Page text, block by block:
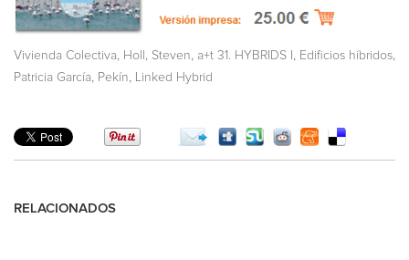
Vivienda Colectiva, Holl, Steven, a+t 31. HYBRIDS I , Edificios híbridos,
Patricia García, Pekín, Linked Hybrid
RELACIONADOS